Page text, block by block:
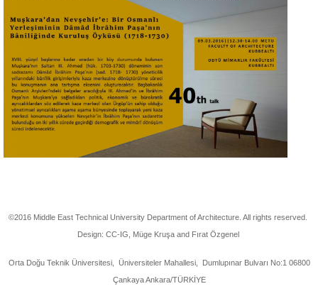
©2016 Middle East Technical University Department of Architecture. All rights reserved.
Design: CC-IG, Müge Kruşa and Fırat Özgenel
Orta Doğu Teknik Üniversitesi, Üniversiteler Mahallesi, Dumlupınar Bulvarı No:1 06800
Çankaya Ankara/TÜRKİYE